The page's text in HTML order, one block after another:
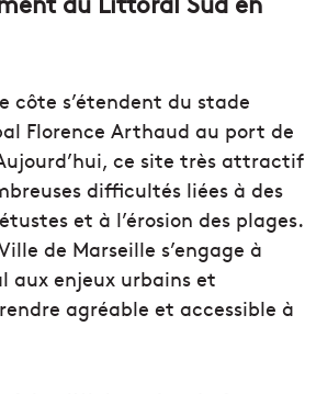
côte s’étendent du stade
Florence Arthaud au port de
ce site très attractif
difficultés liées à des
et à l’érosion des plages.
de Marseille s’engage à
enjeux urbains et
agréable et accessible à